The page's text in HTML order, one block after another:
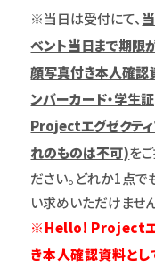
※当日は受付にて、
ベント当日まで期限
顔写真付き本人確認
ンバーカード・学生
Projectエグゼクテ
れのものは不可)を
ださい。どれか1点で
い求めいただけません
※Hello! Projectエ
き本人確認資料とし